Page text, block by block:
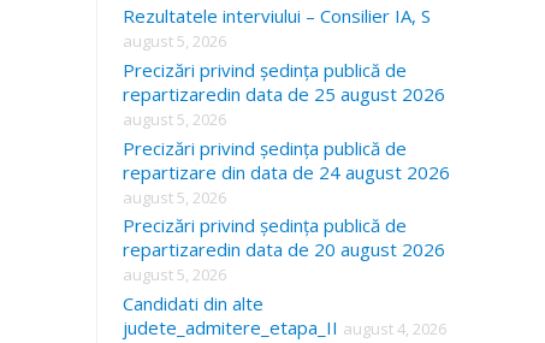
Rezultatele interviului – Consilier IA, S
august 5, 2026
Precizări privind ședința publică de
repartizaredin data de 25 august 2026
august 5, 2026
Precizări privind ședința publică de
repartizare din data de 24 august 2026
august 5, 2026
Precizări privind ședința publică de
repartizaredin data de 20 august 2026
august 5, 2026
Candidati din alte
judete_admitere_etapa_II august 4, 2026